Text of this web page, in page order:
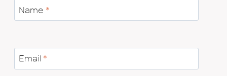
Name *
Email *